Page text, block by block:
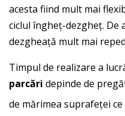
acesta fiind mult mai
ciclul îngheț-dezgheț. De
dezgheață mult mai
Timpul de realizare a
parcări depinde de
de mărimea suprafeței